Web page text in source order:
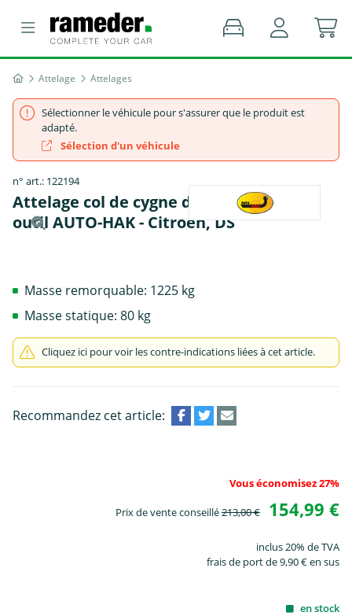
Attelage Attelages
Sélectionner le véhicule pour s'assurer que le produit est
adapté.
Sélection d'un véhicule
n° art.: 122194
Attelage col de cygne démontable avec
outil AUTO-HAK - Citroën, DS
Masse remorquable: 1225 kg
Masse statique: 80 kg
Cliquez ici pour voir les contre-indications liées à cet article.
Recommandez cet article:
Vous économisez 27%
Prix de vente conseillé213,00 € 154,99 €
inclus 20% de TVA
frais de port de 9,90 € en sus
en stock